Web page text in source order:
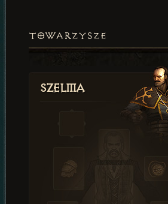
TOWARZYSZE
Szelma